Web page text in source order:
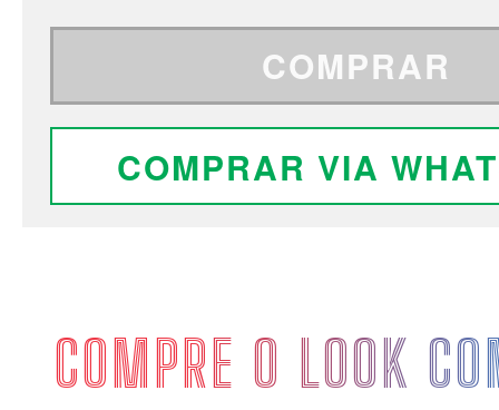
COMPRAR
COMPRAR VIA
COMPRE O LOOK